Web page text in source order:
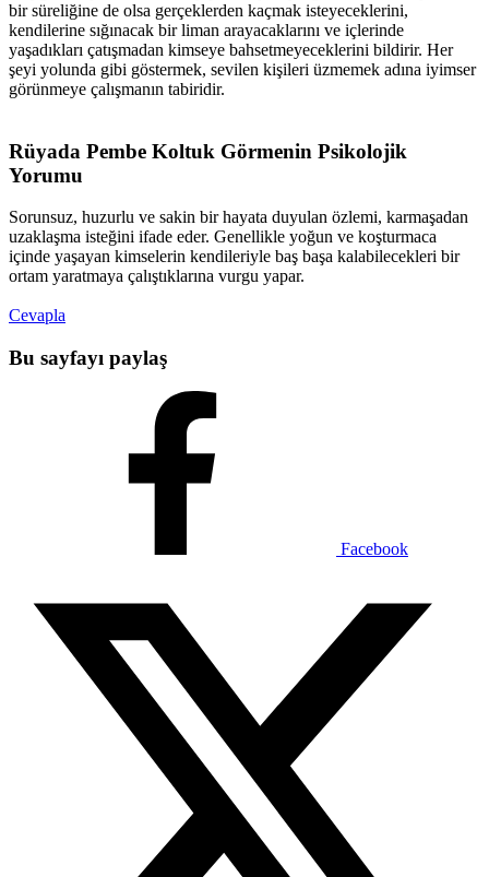
bir süreliğine de olsa gerçeklerden kaçmak isteyeceklerini,
kendilerine sığınacak bir liman arayacaklarını ve içlerinde
yaşadıkları çatışmadan kimseye bahsetmeyeceklerini bildirir. Her
şeyi yolunda gibi göstermek, sevilen kişileri üzmemek adına iyimser
görünmeye çalışmanın tabiridir.
Rüyada Pembe Koltuk Görmenin Psikolojik
Yorumu​
Sorunsuz, huzurlu ve sakin bir hayata duyulan özlemi, karmaşadan
uzaklaşma isteğini ifade eder. Genellikle yoğun ve koşturmaca
içinde yaşayan kimselerin kendileriyle baş başa kalabilecekleri bir
ortam yaratmaya çalıştıklarına vurgu yapar.
Cevapla
Bu sayfayı paylaş
Facebook